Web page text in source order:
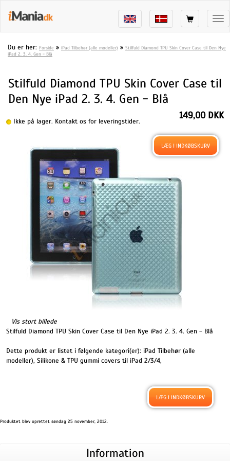
Du er her: Forside » iPad Tilbehør (alle modeller) » Stilfuld Diamond TPU Skin Cover Case til Den Nye
iPad 2. 3. 4. Gen - Blå
Stilfuld Diamond TPU Skin Cover Case til
Den Nye iPad 2. 3. 4. Gen - Blå
Ikke på lager. Kontakt os for leveringstider.
Vis stort billede
149,00 DKK
Stilfuld Diamond TPU Skin Cover Case til Den Nye iPad 2. 3. 4. Gen - Blå
Dette produkt er listet i følgende kategori(er): iPad Tilbehør (alle
modeller), Silikone & TPU gummi covers til iPad 2/3/4,
Produktet blev oprettet søndag 25 november, 2012.
Information